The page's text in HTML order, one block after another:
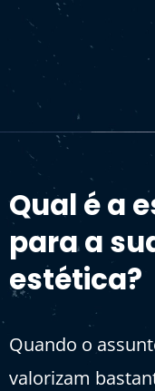
Qual é a
para a
estética?
Quando o
valorizam